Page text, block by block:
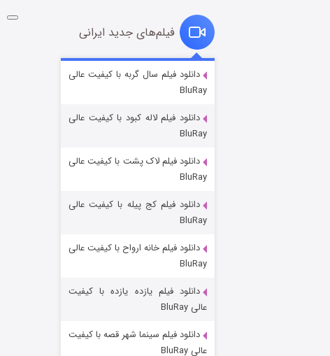
شوگر فصل ۲
قسمت
خاندان اژدها فصل ۳
فیلم‌های جدید ایرانی
دانلود فیلم سال گربه با کیفیت عالی
BluRay
دانلود فیلم لاله کبود با کیفیت عالی
BluRay
دانلود فیلم لاک پشت با کیفیت عالی
BluRay
دانلود فیلم کج‌ پیله با کیفیت عالی
BluRay
دانلود فیلم خانه ارواح با کیفیت عالی
BluRay
دانلود فیلم یازده یازده با کیفیت
عالی BluRay
دانلود فیلم سینما شهر قصه با کیفیت
عالی BluRay